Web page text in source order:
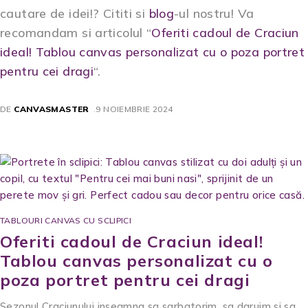
cautare de idei!? Cititi si blog-ul nostru! Va
recomandam si articolul “Oferiti cadoul de Craciun
ideal! Tablou canvas personalizat cu o poza portret
pentru cei dragi“.
DE CANVASMASTER 9 NOIEMBRIE 2024
TABLOURI CANVAS CU SCLIPICI
Oferiti cadoul de Craciun ideal!
Tablou canvas personalizat cu o
poza portret pentru cei dragi